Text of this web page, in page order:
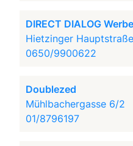
DIRECT DIALOG
Hietzinger Hauptstraße
0650/9900622
Doublezed
Mühlbachergasse 6/2
01/8796197